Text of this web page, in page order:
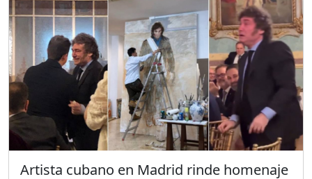
Artista cubano en Madrid rinde homenaje